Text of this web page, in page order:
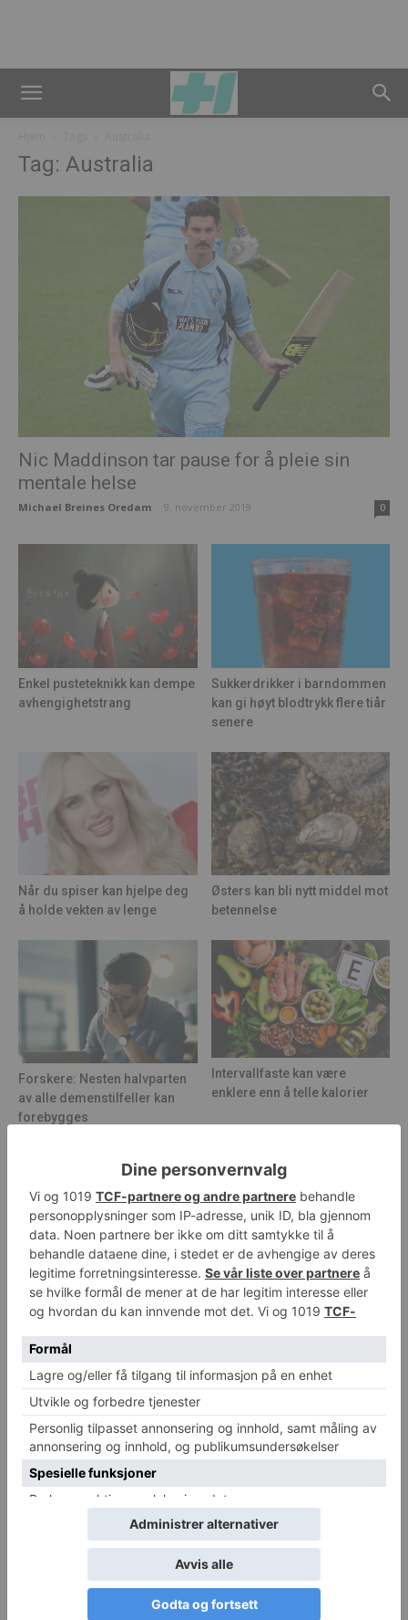
Tag: Australia
Nic Maddinson tar pause for å pleie sin
mentale helse
Michael Breines Oredam 9. november 2019 0
Enkel pusteteknikk kan dempe
avhengighetstrang
Sukkerdrikker i barndommen
kan gi høyt blodtrykk flere tiår
senere
Når du spiser kan hjelpe deg
å holde vekten av lenge
Østers kan bli nytt middel mot
betennelse
Forskere: Nesten halvparten
av alle demenstilfeller kan
forebygges
Intervallfaste kan være
enklere enn å telle kalorier
Nytt legemiddel viser lovende
effekt mot Alzheimers
sykdom
Uventet oppdagelse kan gi
helt nye astmabehandlinger